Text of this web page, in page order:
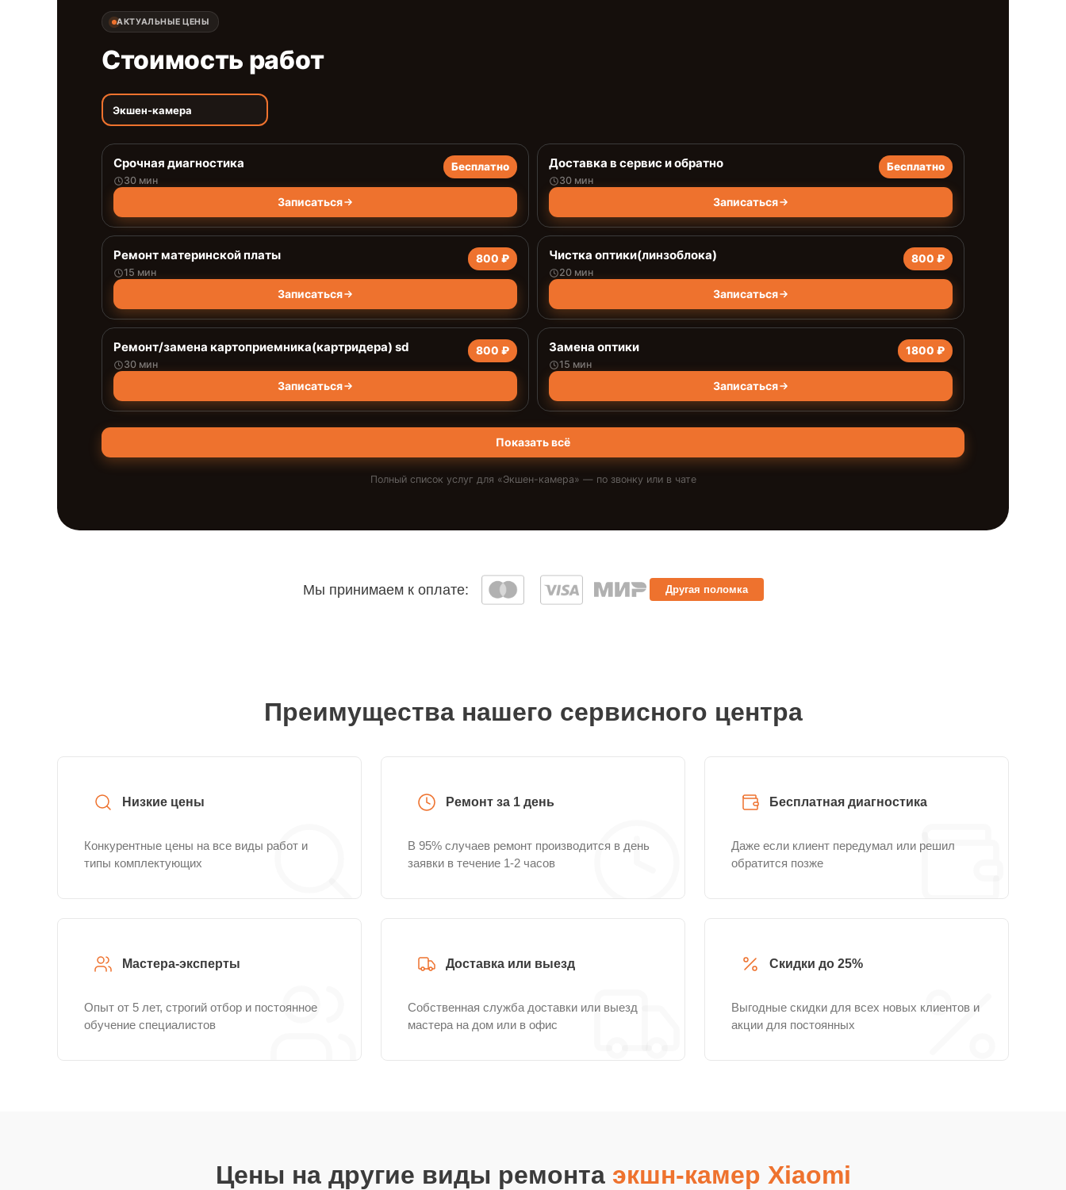
АКТУАЛЬНЫЕ ЦЕНЫ
Стоимость работ
Экшен-камера
Срочная диагностика
30 мин
Бесплатно
Записаться
Доставка в сервис и обратно
30 мин
Бесплатно
Записаться
Ремонт материнской платы
15 мин
800 ₽
Записаться
Чистка оптики(линзоблока)
20 мин
800 ₽
Записаться
Ремонт/замена картоприемника(картридера) sd
30 мин
800 ₽
Записаться
Замена оптики
15 мин
1800 ₽
Записаться
Показать всё
Полный список услуг для «Экшен-камера» — по звонку или в чате
Мы принимаем к оплате: Другая поломка
Преимущества нашего сервисного центра
Низкие цены
Конкурентные цены на все виды работ и
типы комплектующих
Ремонт за 1 день
В 95% случаев ремонт производится в день
заявки в течение 1-2 часов
Бесплатная диагностика
Даже если клиент передумал или решил
обратится позже
Мастера-эксперты
Опыт от 5 лет, строгий отбор и постоянное
обучение специалистов
Доставка или выезд
Собственная служба доставки или выезд
мастера на дом или в офис
Скидки до 25%
Выгодные скидки для всех новых клиентов и
акции для постоянных
Цены на другие виды ремонта экшн-камер Xiaomi